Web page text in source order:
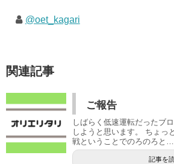
@oet_kagari
関連記事
ご報告
しばらく低速運転だったブ
しようと思います。 ちょっ
戦ということでのろのろと
記事を